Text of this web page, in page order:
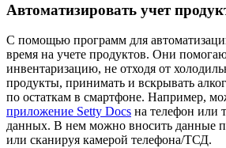
Автоматизировать учет
С помощью программ для
время на учете продуктов. Они
инвентаризацию, не отходя от
продукты, принимать и вскрывать
по остаткам в смартфоне. Например,
приложение Setty Docs на телефон или
данных. В нем можно вносить данные
или сканируя камерой телефона/ТСД.